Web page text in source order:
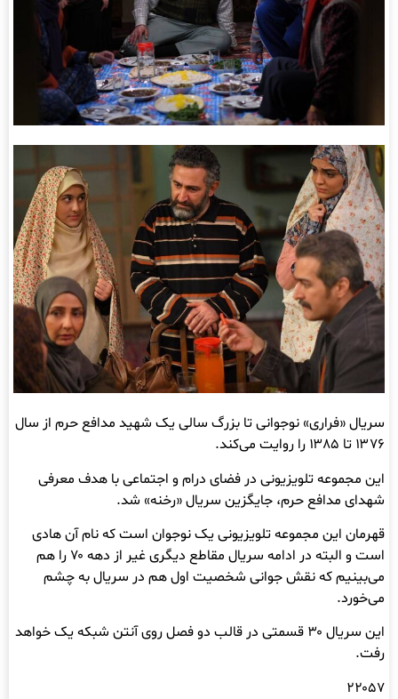
سریال «فراری» نوجوانی تا بزرگ سالی یک شهید مدافع حرم از سال
۱۳۷۶ تا ۱۳۸۵ را روایت می‌کند.
این مجموعه تلویزیونی در فضای درام و اجتماعی با هدف معرفی
شهدای مدافع حرم، جایگزین سریال «رخنه» شد.
قهرمان این مجموعه تلویزیونی یک نوجوان است که نام آن هادی
است و البته در ادامه سریال مقاطع دیگری غیر از دهه ۷۰ را هم
می‌بینیم که نقش جوانی شخصیت اول هم در سریال به چشم
می‌خورد.
این سریال ۳۰ قسمتی در قالب دو فصل روی آنتن شبکه یک خواهد
رفت.
۲۲۰57